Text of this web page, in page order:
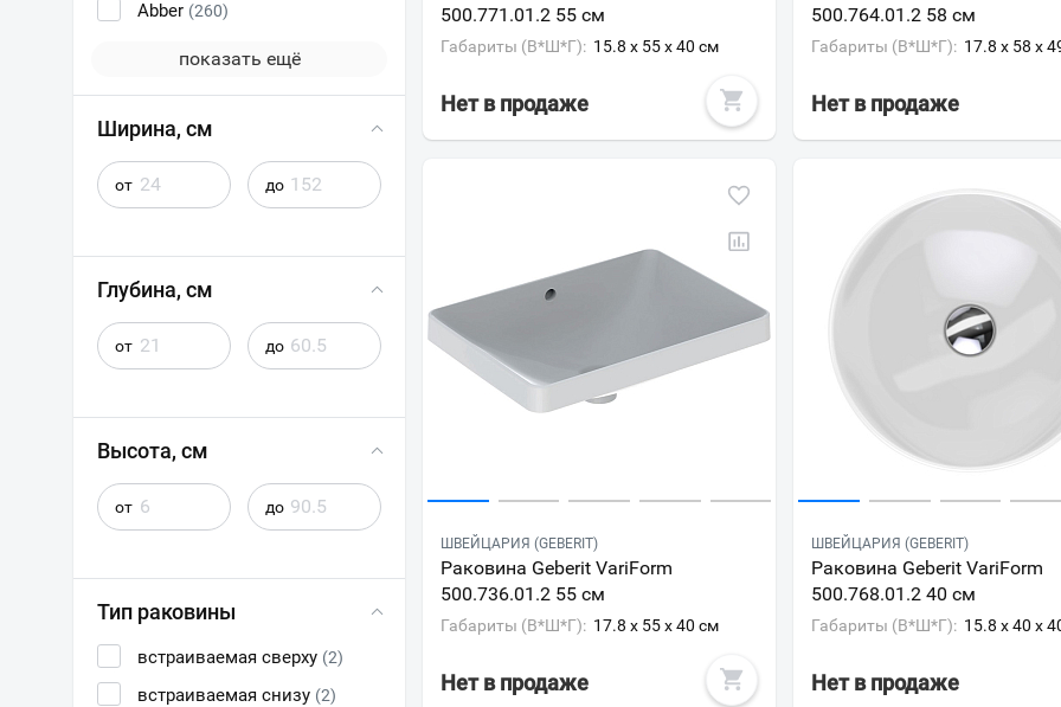
Abber (260)
показать ещё
Ширина, см
от до
Глубина, см
от до
Высота, см
от до
Тип раковины
встраиваемая сверху (2)
встраиваемая снизу (2)
500.771.01.2 55 см
Габариты (В*Ш*Г): 15.8 x 55 x 40 см
Нет в продаже
500.764.01.2 58 см
Габариты (В*Ш*Г): 17.8 x 58 x
Нет в продаже
ШВЕЙЦАРИЯ (GEBERIT)
Раковина Geberit VariForm
500.736.01.2 55 см
Габариты (В*Ш*Г): 17.8 x 55 x 40 см
Нет в продаже
ШВЕЙЦАРИЯ (GEBERIT)
Раковина Geberit VariForm
500.768.01.2 40 см
Габариты (В*Ш*Г): 15.8 x 40 x
Нет в продаже